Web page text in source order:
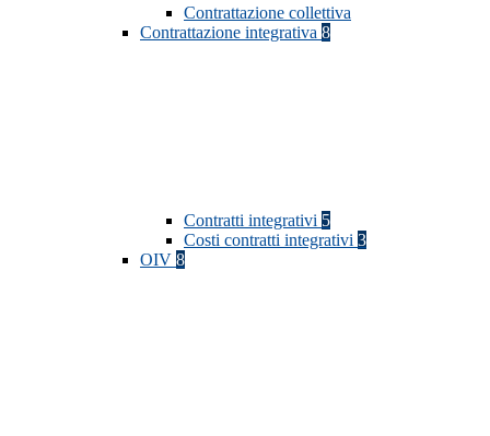
Contrattazione collettiva
Contrattazione integrativa 8
Contratti integrativi 5
Costi contratti integrativi 3
OIV 8